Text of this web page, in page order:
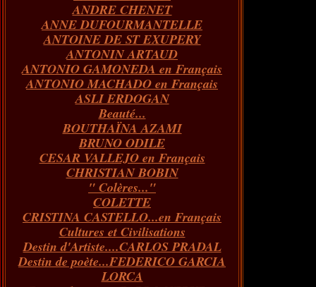
Janvier(60)
Février(68)
Janvier(86)
Mars(65)
Février(70)
Janvier(66)
Avril(76)
Mars(66)
Février(67)
Janvier(73)
Mai(82)
Avril(62)
Mars(66)
Février(55)
Janvier(43)
Juin(84)
Mai(89)
Avril(59)
Mars(73)
Février(54)
Janvier(51)
Juillet(72)
Juin(65)
Mai(97)
Avril(73)
Mars(100)
Février(146)
Janvier(124)
Août(40)
Juillet(31)
Juin(26)
ANDRE CHENET
ANNE DUFOURMANTELLE
ANTOINE DE ST EXUPERY
ANTONIN ARTAUD
ANTONIO GAMONEDA en Français
ANTONIO MACHADO en Français
ASLI ERDOGAN
Beauté...
BOUTHAÏNA AZAMI
BRUNO ODILE
CESAR VALLEJO en Français
CHRISTIAN BOBIN
" Colères..."
COLETTE
CRISTINA CASTELLO...en Français
Cultures et Civilisations
Destin d'Artiste....CARLOS PRADAL
Destin de poète...FEDERICO GARCIA
LORCA